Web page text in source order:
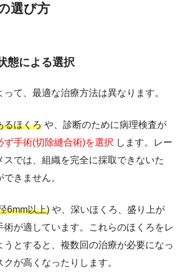
選び方
態による選択
て、最適な治療方法は異なります。
るほくろ や、診断のために病理検査が
ず手術(切除縫合術)を選択 します。レー
スでは、組織を完全に採取できないた
きません。
6mm以上) や、深いほくろ、盛り上が
術が適しています。これらのほくろをレ
うとすると、複数回の治療が必要になっ
が高くなったりします。